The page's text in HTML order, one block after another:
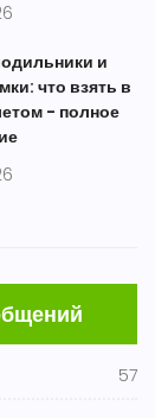
и
что взять в
- полное
57